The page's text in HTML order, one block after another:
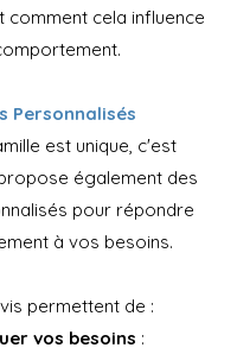
comment cela influence
Personnalisés
est unique, c'est
également des
pour répondre
à vos besoins.
permettent de :
vos besoins :